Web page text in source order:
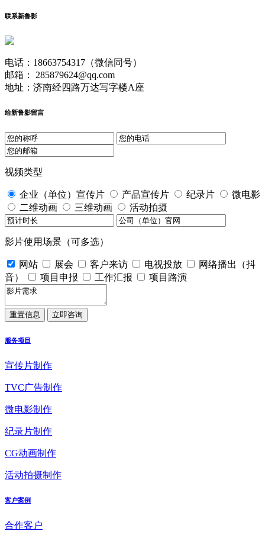
联系新鲁影
电话：18663754317（微信同号）
邮箱： 285879624@qq.com
地址：济南经四路万达写字楼A座
给新鲁影留言
视频类型
企业（单位）宣传片 产品宣传片 纪录片
微电影
二维动画
三维动画 活动拍摄
影片使用场景（可多选）
网站 展会 客户来访 电视投放
网络播出（抖
音）
项目申报 工作汇报 项目路演
服务项目
宣传片制作
TVC广告制作
微电影制作
纪录片制作
CG动画制作
活动拍摄制作
客户案例
合作客户